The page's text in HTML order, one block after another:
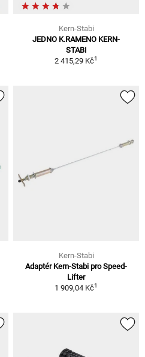
Kern-Stabi
JEDNO K.RAMENO KERN-
STABI
2 415,29 Kč1
Kern-Stabi
Adaptér Kern-Stabi pro Speed-
Lifter
1 909,04 Kč1